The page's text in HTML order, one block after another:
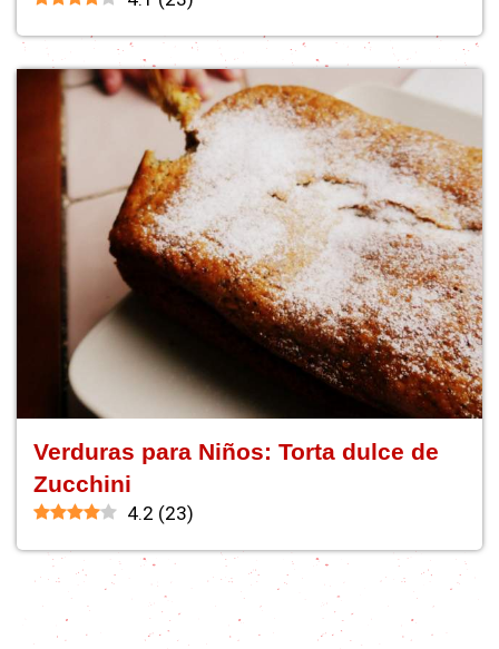
Verduras para Niños: Torta dulce de
Zucchini
4.2 (23)